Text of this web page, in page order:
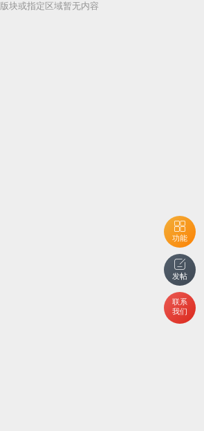
功能
发帖
联系
我们
版块或指定区域暂无内容